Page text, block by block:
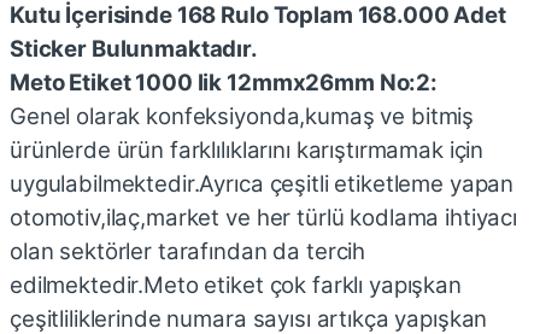
Kutu İçerisinde 168 Rulo Toplam 168.000 Adet
Sticker Bulunmaktadır.
Meto Etiket 1000 lik 12mmx26mm No:2:
Genel olarak konfeksiyonda,kumaş ve bitmiş
ürünlerde ürün farklılıklarını karıştırmamak için
uygulabilmektedir.Ayrıca çeşitli etiketleme yapan
otomotiv,ilaç,market ve her türlü kodlama ihtiyacı
olan sektörler tarafından da tercih
edilmektedir.Meto etiket çok farklı yapışkan
çeşitliliklerinde numara sayısı artıkça yapışkan